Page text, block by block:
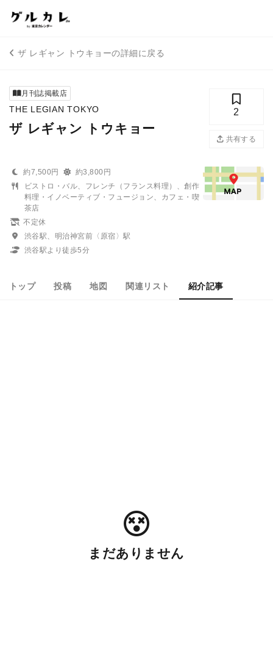
ザ レギャン トウキョーの詳細に戻る
月刊誌掲載店
THE LEGIAN TOKYO
ザ レギャン トウキョー
2
共有する
約7,500円
約3,800円
ビストロ・バル、フレンチ（フランス料理）、創作
料理・イノベーティブ・フュージョン、カフェ・喫
茶店
不定休
渋谷駅、明治神宮前〈原宿〉駅
渋谷駅より徒歩5分
トップ 投稿 地図 関連リスト 紹介記事
まだありません